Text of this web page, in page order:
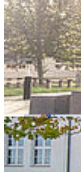
05/28/2025
Mit KI gestützt
Honduras ergründet
Veranstaltungsreihe,